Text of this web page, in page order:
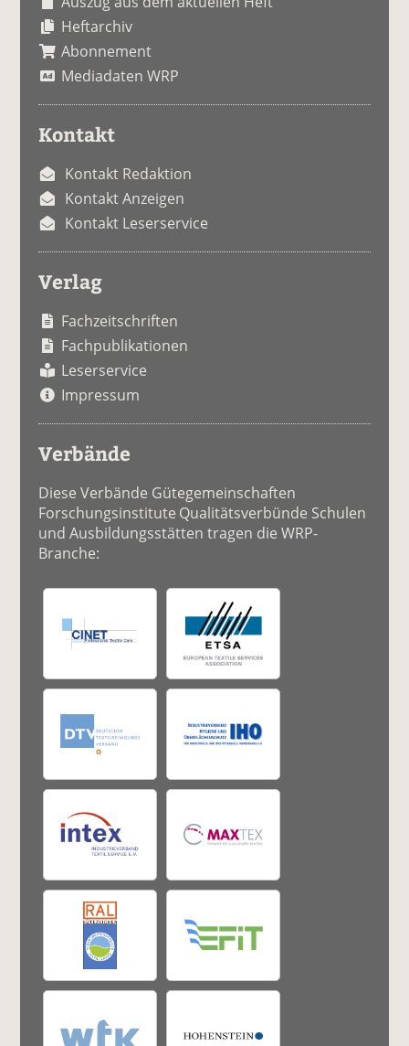
Heftarchiv
Abonnement
Mediadaten WRP
Kontakt
Kontakt Redaktion
Kontakt Anzeigen
Kontakt Leserservice
Verlag
Fachzeitschriften
Fachpublikationen
Leserservice
Impressum
Verbände
Diese Verbände Gütegemeinschaften
Forschungsinstitute Qualitätsverbünde Schulen
und Ausbildungsstätten tragen die WRP-
Branche: